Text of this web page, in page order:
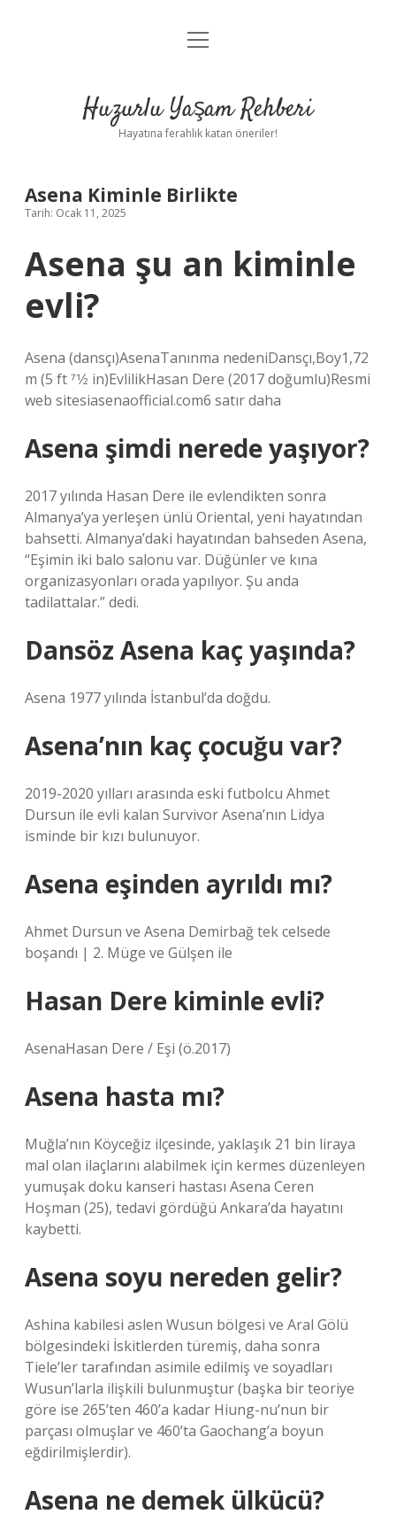
Anasayfa
Yasal Uyarı
menüyü
Huzurlu Yaşam Rehberi
Hayatına ferahlık katan öneriler!
Asena Kiminle Birlikte
Tarih: Ocak 11, 2025
Asena şu an kiminle
evli?
Asena (dansçı)AsenaTanınma nedeniDansçı,Boy1,72
m (5 ft 71⁄2 in)EvlilikHasan Dere (2017 doğumlu)Resmi
web sitesiasenaofficial.com6 satır daha
Asena şimdi nerede yaşıyor?
2017 yılında Hasan Dere ile evlendikten sonra
Almanya’ya yerleşen ünlü Oriental, yeni hayatından
bahsetti. Almanya’daki hayatından bahseden Asena,
“Eşimin iki balo salonu var. Düğünler ve kına
organizasyonları orada yapılıyor. Şu anda
tadilattalar.” dedi.
Dansöz Asena kaç yaşında?
Asena 1977 yılında İstanbul’da doğdu.
Asena’nın kaç çocuğu var?
2019-2020 yılları arasında eski futbolcu Ahmet
Dursun ile evli kalan Survivor Asena’nın Lidya
isminde bir kızı bulunuyor.
Asena eşinden ayrıldı mı?
Ahmet Dursun ve Asena Demirbağ tek celsede
boşandı | 2. Müge ve Gülşen ile
Hasan Dere kiminle evli?
AsenaHasan Dere / Eşi (ö.2017)
Asena hasta mı?
Muğla’nın Köyceğiz ilçesinde, yaklaşık 21 bin liraya
mal olan ilaçlarını alabilmek için kermes düzenleyen
yumuşak doku kanseri hastası Asena Ceren
Hoşman (25), tedavi gördüğü Ankara’da hayatını
kaybetti.
Asena soyu nereden gelir?
Ashina kabilesi aslen Wusun bölgesi ve Aral Gölü
bölgesindeki İskitlerden türemiş, daha sonra
Tiele’ler tarafından asimile edilmiş ve soyadları
Wusun’larla ilişkili bulunmuştur (başka bir teoriye
göre ise 265’ten 460’a kadar Hiung-nu’nun bir
parçası olmuşlar ve 460’ta Gaochang’a boyun
eğdirilmişlerdir).
Asena ne demek ülkücü?